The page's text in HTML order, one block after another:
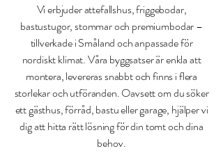
Vi erbjuder attefallshus, friggebodar,
bastustugor, stommar och premiumbodar –
tillverkade i Småland och anpassade för
nordiskt klimat. Våra byggsatser är enkla att
montera, levereras snabbt och finns i flera
storlekar och utföranden. Oavsett om du söker
ett gästhus, förråd, bastu eller garage, hjälper vi
dig att hitta rätt lösning för din tomt och dina
behov.